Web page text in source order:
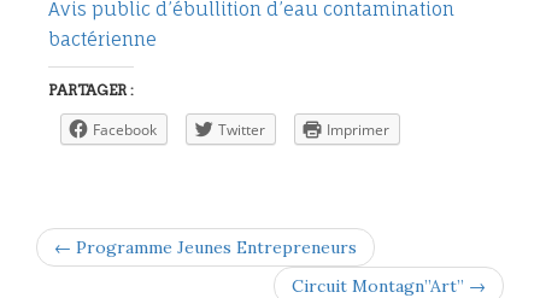
Avis public d’ébullition d’eau contamination
bactérienne
PARTAGER :
Facebook Twitter Imprimer
← Programme Jeunes Entrepreneurs
Circuit Montagn”Art” →